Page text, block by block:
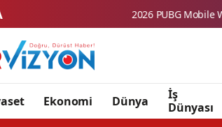
Ekonomi Dünya
İş
Dünyası